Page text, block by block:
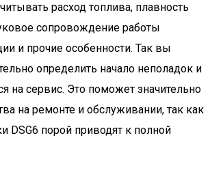
расход топлива, плавность
сопровождение работы
и прочие особенности. Так вы
определить начало неполадок и
на сервис. Это поможет значительно
на ремонте и обслуживании, так как
DSG6 порой приводят к полной